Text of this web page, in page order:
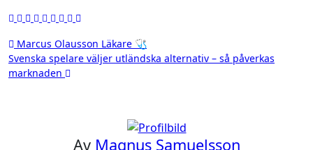
Inläggsnavigering
Marcus Olausson Läkare 🩺
Svenska spelare väljer utländska alternativ – så påverkas
marknaden
Av Magnus Samuelsson